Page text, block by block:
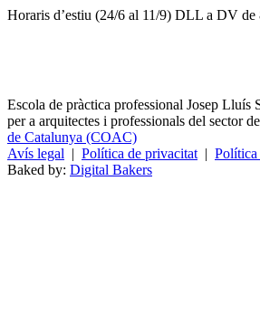
Horaris d’estiu (24/6 al 11/9) DLL a DV de
Escola de pràctica professional Josep Lluís
per a arquitectes i professionals del sector
de Catalunya (COAC)
Avís legal | Política de privacitat | Política
Baked by: Digital Bakers